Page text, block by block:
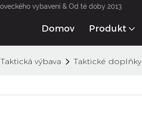
vybavení & Od té doby 2013
Domov Produkt
Taktická výbava Taktické doplňky